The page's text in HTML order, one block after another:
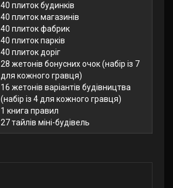
40 плиток будинків
40 плиток магазинів
40 плиток фабрик
40 плиток парків
40 плиток доріг
28 жетонів бонусних очок (набір із 7
для кожного гравця)
16 жетонів варіантів будівництва
(набір із 4 для кожного гравця)
1 книга правил
27 тайлів міні-будівель